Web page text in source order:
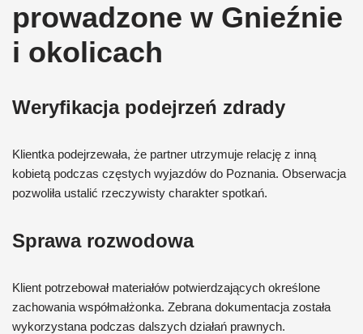
prowadzone w Gnieźnie
i okolicach
Weryfikacja podejrzeń zdrady
Klientka podejrzewała, że partner utrzymuje relację z inną
kobietą podczas częstych wyjazdów do Poznania. Obserwacja
pozwoliła ustalić rzeczywisty charakter spotkań.
Sprawa rozwodowa
Klient potrzebował materiałów potwierdzających określone
zachowania współmałżonka. Zebrana dokumentacja została
wykorzystana podczas dalszych działań prawnych.